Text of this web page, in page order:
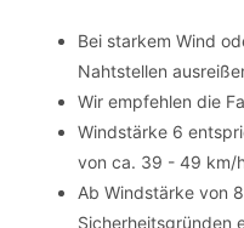
Bei starkem Wind
Nahtstellen
Wir empfehlen die
Windstärke 6
von ca. 39 - 49 km/
Ab Windstärke von
Sicherheitsgründen